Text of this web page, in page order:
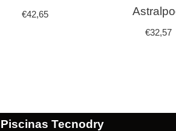
€42,65
€32,57
Piscinas Tecnodry